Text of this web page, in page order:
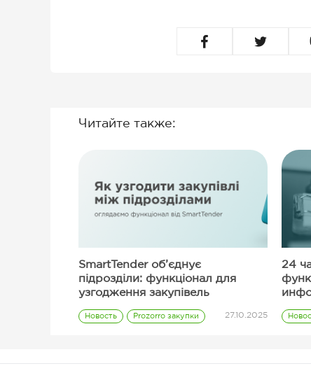
Читайте также:
SmartTender об’єднує
підрозділи: функціонал для
узгодження закупівель
Новость Prozorro закупки 27.10.2025
24